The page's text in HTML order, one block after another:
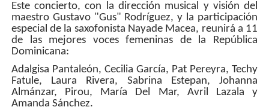
Este concierto, con la dirección musical y visión del
maestro Gustavo "Gus" Rodríguez, y la participación
especial de la saxofonista Nayade Macea, reunirá a 11
de las mejores voces femeninas de la República
Dominicana:
Adalgisa Pantaleón, Cecilia García, Pat Pereyra, Techy
Fatule, Laura Rivera, Sabrina Estepan, Johanna
Almánzar, Pirou, María Del Mar, Avril Lazala y
Amanda Sánchez.